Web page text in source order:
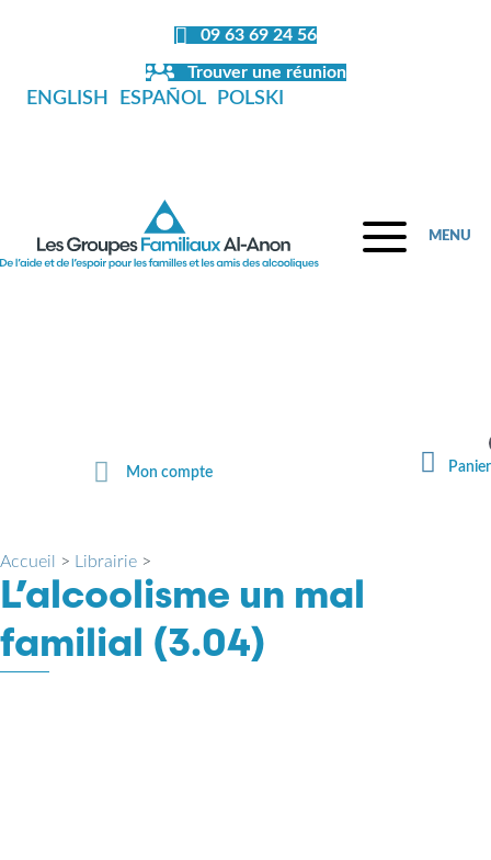
09 63 69 24 56
Trouver une réunion
ENGLISH ESPAÑOL POLSKI
MENU
Mon compte Panier
Accueil > Librairie >
L’alcoolisme un mal
familial (3.04)